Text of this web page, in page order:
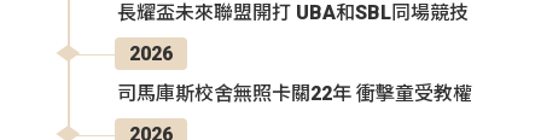
長耀盃未來聯盟開打 UBA和SBL同場競技
2026
司馬庫斯校舍無照卡關22年 衝擊童受教權
2026